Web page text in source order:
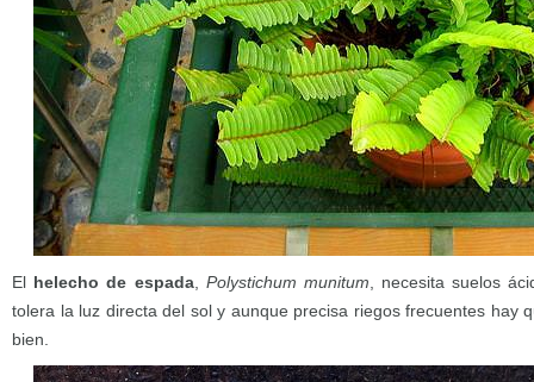
El helecho de espada, Polystichum munitum , necesita suelos
tolera la luz directa del sol y aunque precisa riegos frecuentes hay
bien.